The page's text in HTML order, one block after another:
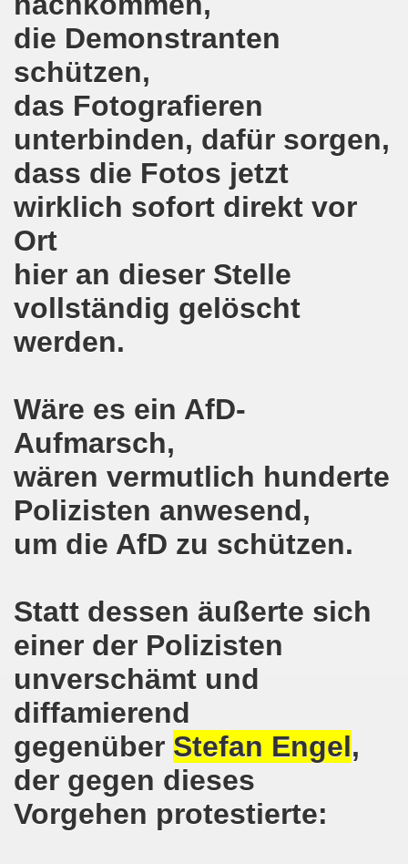
die Demonstranten
schützen,
das Fotografieren
unterbinden, dafür sorgen,
dass die Fotos jetzt
wirklich sofort direkt vor
Ort
hier an dieser Stelle
vollständig gelöscht
werden.
Wäre es ein AfD-
Aufmarsch,
wären vermutlich hunderte
Polizisten anwesend,
um die AfD zu schützen.
Statt dessen äußerte sich
einer der Polizisten
unverschämt und
diffamierend
gegenüber Stefan Engel,
der gegen dieses
Vorgehen protestierte:
wünscht allen Freundinnen und wünscht allen
Bewegung am 10.12.2018 mit gelben Westen und
feiert am 10.12.2018 die 700. Bürgerbewegung
Bewegung Gelsenkirchen mit Frank Oettler
Bewegung fordert am 03.12.2018: Freigabe des
Bewegung findet ausnahmsweise am 03.12.2018 in
vor dem Amtsgericht Gelsenkirchen: Weg mit der
Montagsdemo-Bewegung ist und bleibt wirklich jetzt
Bewegung protestiert und demonstriert am 05.11.2018
am 24.09.2018 uneingeschränkt
am 13.10.2018 mit tollem Beitrag in Berlin
Setzen wir gemeinsam ein kämpferisches Zeichen
Montagsdemonstration: Kampf gegen
Bewegung am 01.10.2018 - gegen die
und Montagsdemonstranten Frank Oettler aus
Bewegung in Gelsenkirchen
Beeindruckender Protest am 17.09.2018
Regierung in Berlin als Teil der Großdemonstration
Bewegung am 17.09.2018 ruft auf zum Protest gegen
Arbeiter und an die kämpfenden Arbeiterinnen bei